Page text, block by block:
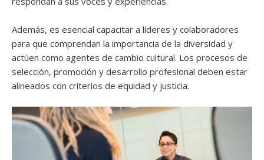
Además, es esencial capacitar a líderes y colaboradores
para que comprendan la importancia de la diversidad y
actúen como agentes de cambio cultural. Los procesos de
selección, promoción y desarrollo profesional deben estar
alineados con criterios de equidad y justicia.